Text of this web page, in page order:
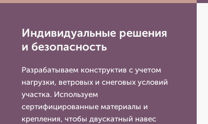
Индивидуальные решения
и безопасность
Разрабатываем конструктив с учетом
нагрузки, ветровых и снеговых условий
участка. Используем
сертифицированные материалы и
крепления, чтобы двускатный навес